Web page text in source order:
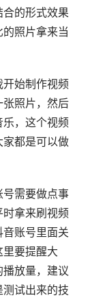
的形式效果
照片拿来当
始制作视频
张照片，然后
，这个视频
家都是可以做
号需要做点事
拿来刷视频
账号里面关
里要提醒大
放量，建议
试出来的技